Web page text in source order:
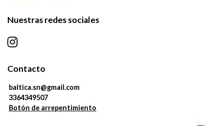
Nuestras redes sociales
Contacto
baltica.sn@gmail.com
3364349507
Botón de arrepentimiento